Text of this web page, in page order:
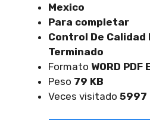
Mexico
Para completar
Control De Calidad
Terminado
Formato WORD PDF
Peso 79 KB
Veces visitado 5997